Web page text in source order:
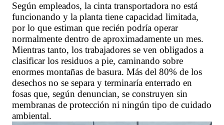
Según empleados, la cinta transportadora no está
funcionando y la planta tiene capacidad limitada,
por lo que estiman que recién podría operar
normalmente dentro de aproximadamente un mes.
Mientras tanto, los trabajadores se ven obligados a
clasificar los residuos a pie, caminando sobre
enormes montañas de basura. Más del 80% de los
desechos no se separa y terminaría enterrado en
fosas que, según denuncian, se construyen sin
membranas de protección ni ningún tipo de cuidado
ambiental.